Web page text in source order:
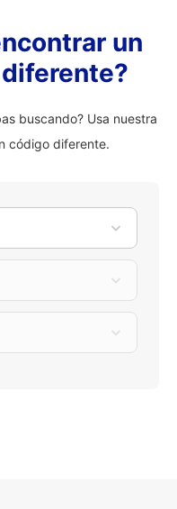
un
buscando? Usa nuestra
código diferente.